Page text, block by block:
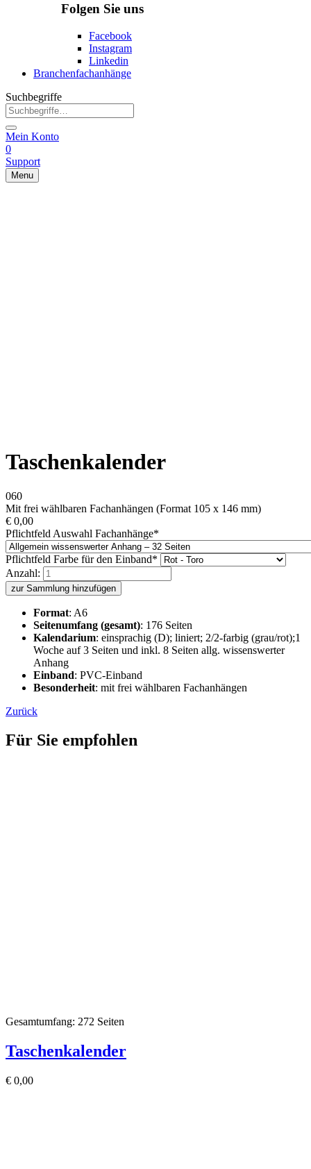
Folgen Sie uns
Facebook
Instagram
Linkedin
Branchenfachanhänge
Suchbegriffe
Mein Konto
0
Support
Menu
Taschenkalender
060
Mit frei wählbaren Fachanhängen (Format 105 x 146 mm)
€ 0,00
Pflichtfeld Auswahl Fachanhänge*
Pflichtfeld Farbe für den Einband*
Anzahl:
zur Sammlung hinzufügen
Format: A6
Seitenumfang (gesamt): 176 Seiten
Kalendarium: einsprachig (D); liniert; 2/2-farbig (grau/rot);1
Woche auf 3 Seiten und inkl. 8 Seiten allg. wissenswerter
Anhang
Einband: PVC-Einband
Besonderheit: mit frei wählbaren Fachanhängen
Zurück
Für Sie empfohlen
Gesamtumfang: 272 Seiten
Taschenkalender
€ 0,00